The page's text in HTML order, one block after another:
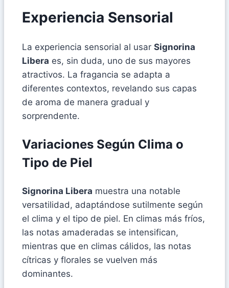
Experiencia Sensorial
La experiencia sensorial al usar Signorina
Libera es, sin duda, uno de sus mayores
atractivos. La fragancia se adapta a
diferentes contextos, revelando sus capas
de aroma de manera gradual y
sorprendente.
Variaciones Según Clima o
Tipo de Piel
Signorina Libera muestra una notable
versatilidad, adaptándose sutilmente según
el clima y el tipo de piel. En climas más fríos,
las notas amaderadas se intensifican,
mientras que en climas cálidos, las notas
cítricas y florales se vuelven más
dominantes.